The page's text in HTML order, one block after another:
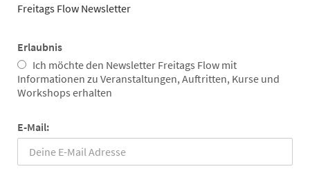
Freitags Flow Newsletter
Erlaubnis
Ich möchte den Newsletter Freitags Flow mit
Informationen zu Veranstaltungen, Auftritten, Kurse und
Workshops erhalten
E-Mail: